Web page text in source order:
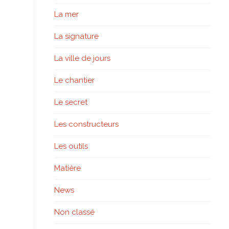
La mer
La signature
La ville de jours
Le chantier
Le secret
Les constructeurs
Les outils
Matière
News
Non classé